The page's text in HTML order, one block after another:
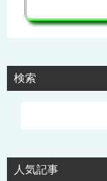
検索
人気記事